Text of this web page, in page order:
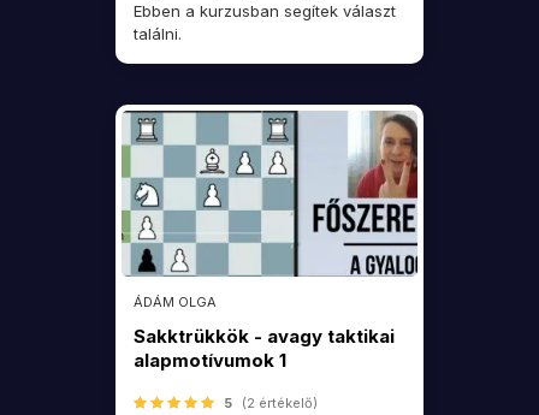
Ebben a kurzusban segítek választ
találni.
ÁDÁM OLGA
Sakktrükkök - avagy taktikai
alapmotívumok 1
5 (2 értékelő)